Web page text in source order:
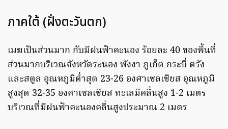
ภาคใต้ (ฝั่งตะวันตก)
เมฆเป็นส่วนมาก กับมีฝนฟ้าคะนอง ร้อยละ 40 ของพื้นที่
ส่วนมากบริเวณจังหวัดระนอง พังงา ภูเก็ต กระบี่ ตรัง
และสตูล อุณหภูมิต่ำสุด 23-26 องศาเซลเซียส อุณหภูมิ
สูงสุด 32-35 องศาเซลเซียส ทะเลมีคลื่นสูง 1-2 เมตร
บริเวณที่มีฝนฟ้าคะนองคลื่นสูงประมาณ 2 เมตร